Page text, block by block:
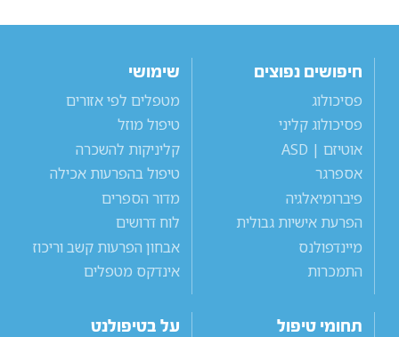
חיפושים נפוצים
פסיכולוג
פסיכולוג קליני
אוטיזם | ASD
אספרגר
פיברומיאלגיה
הפרעת אישיות גבולית
מיינדפולנס
התמכרות
שימושי
מטפלים לפי אזורים
טיפול מוזל
קליניקות להשכרה
טיפול בהפרעות אכילה
מדור הספרים
לוח דרושים
אבחון הפרעות קשב וריכוז
אינדקס מטפלים
תחומי טיפול
על בטיפולנט